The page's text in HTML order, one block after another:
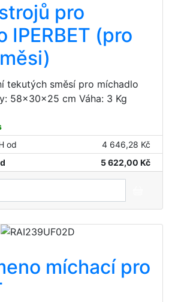
pro
IPERBET (pro
tekutých směsí pro míchadlo
58x30x25 cm Váha: 3 Kg
od
4 646,28 Kč
5 622,00 Kč
míchací pro